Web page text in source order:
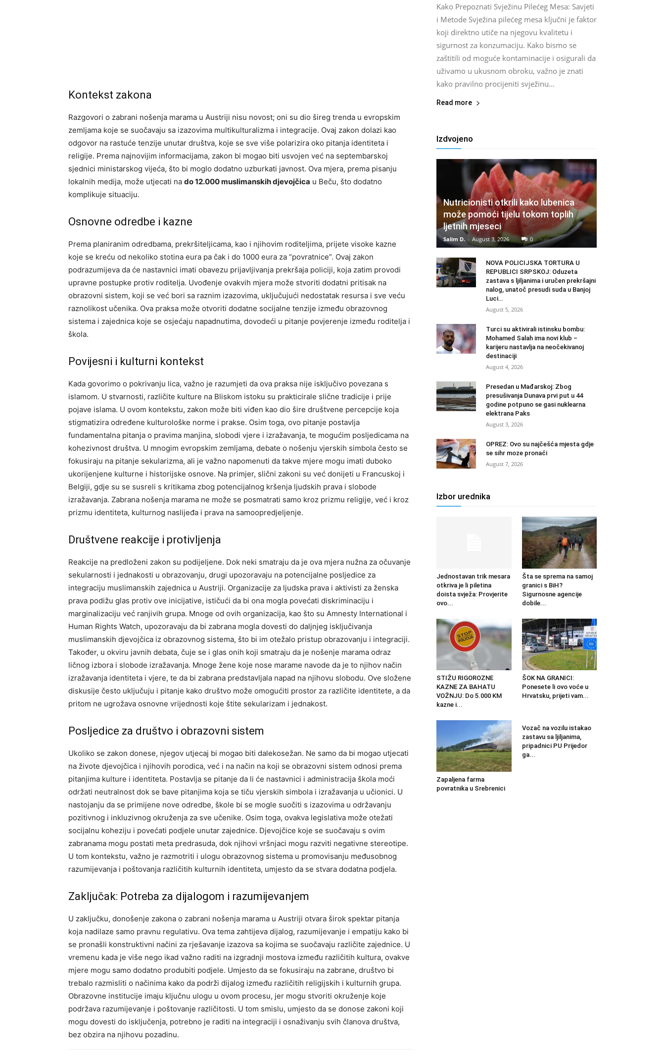
Kontekst zakona
Razgovori o zabrani nošenja marama u Austriji nisu novost; oni su dio šireg trenda u evropskim
zemljama koje se suočavaju sa izazovima multikulturalizma i integracije. Ovaj zakon dolazi kao
odgovor na rastuće tenzije unutar društva, koje se sve više polarizira oko pitanja identiteta i
religije. Prema najnovijim informacijama, zakon bi mogao biti usvojen već na septembarskoj
sjednici ministarskog vijeća, što bi moglo dodatno uzburkati javnost. Ova mjera, prema pisanju
lokalnih medija, može utjecati na do 12.000 muslimanskih djevojčica u Beču, što dodatno
komplikuje situaciju.
Osnovne odredbe i kazne
Prema planiranim odredbama, prekršiteljicama, kao i njihovim roditeljima, prijete visoke kazne
koje se kreću od nekoliko stotina eura pa čak i do 1000 eura za “povratnice”. Ovaj zakon
podrazumijeva da će nastavnici imati obavezu prijavljivanja prekršaja policiji, koja zatim provodi
upravne postupke protiv roditelja. Uvođenje ovakvih mjera može stvoriti dodatni pritisak na
obrazovni sistem, koji se već bori sa raznim izazovima, uključujući nedostatak resursa i sve veću
raznolikost učenika. Ova praksa može otvoriti dodatne socijalne tenzije između obrazovnog
sistema i zajednica koje se osjećaju napadnutima, dovodeći u pitanje povjerenje između roditelja i
škola.
Povijesni i kulturni kontekst
Kada govorimo o pokrivanju lica, važno je razumjeti da ova praksa nije isključivo povezana s
islamom. U stvarnosti, različite kulture na Bliskom istoku su prakticirale slične tradicije i prije
pojave islama. U ovom kontekstu, zakon može biti viđen kao dio šire društvene percepcije koja
stigmatizira određene kulturološke norme i prakse. Osim toga, ovo pitanje postavlja
fundamentalna pitanja o pravima manjina, slobodi vjere i izražavanja, te mogućim posljedicama na
kohezivnost društva. U mnogim evropskim zemljama, debate o nošenju vjerskih simbola često se
fokusiraju na pitanje sekularizma, ali je važno napomenuti da takve mjere mogu imati duboko
ukorijenjene kulturne i historijske osnove. Na primjer, slični zakoni su već donijeti u Francuskoj i
Belgiji, gdje su se susreli s kritikama zbog potencijalnog kršenja ljudskih prava i slobode
izražavanja. Zabrana nošenja marama ne može se posmatrati samo kroz prizmu religije, već i kroz
prizmu identiteta, kulturnog naslijeđa i prava na samoopredjeljenje.
Društvene reakcije i protivljenja
Reakcije na predloženi zakon su podijeljene. Dok neki smatraju da je ova mjera nužna za očuvanje
sekularnosti i jednakosti u obrazovanju, drugi upozoravaju na potencijalne posljedice za
integraciju muslimanskih zajednica u Austriji. Organizacije za ljudska prava i aktivisti za ženska
prava podižu glas protiv ove inicijative, ističući da bi ona mogla povećati diskriminaciju i
marginalizaciju već ranjivih grupa. Mnoge od ovih organizacija, kao što su Amnesty International i
Human Rights Watch, upozoravaju da bi zabrana mogla dovesti do daljnjeg isključivanja
muslimanskih djevojčica iz obrazovnog sistema, što bi im otežalo pristup obrazovanju i integraciji.
Također, u okviru javnih debata, čuje se i glas onih koji smatraju da je nošenje marama odraz
ličnog izbora i slobode izražavanja. Mnoge žene koje nose marame navode da je to njihov način
izražavanja identiteta i vjere, te da bi zabrana predstavljala napad na njihovu slobodu. Ove složene
diskusije često uključuju i pitanje kako društvo može omogućiti prostor za različite identitete, a da
pritom ne ugrožava osnovne vrijednosti koje štite sekularizam i jednakost.
Posljedice za društvo i obrazovni sistem
Ukoliko se zakon donese, njegov utjecaj bi mogao biti dalekosežan. Ne samo da bi mogao utjecati
na živote djevojčica i njihovih porodica, već i na način na koji se obrazovni sistem odnosi prema
pitanjima kulture i identiteta. Postavlja se pitanje da li će nastavnici i administracija škola moći
održati neutralnost dok se bave pitanjima koja se tiču vjerskih simbola i izražavanja u učionici. U
nastojanju da se primijene nove odredbe, škole bi se mogle suočiti s izazovima u održavanju
pozitivnog i inkluzivnog okruženja za sve učenike. Osim toga, ovakva legislativa može otežati
socijalnu koheziju i povećati podjele unutar zajednice. Djevojčice koje se suočavaju s ovim
zabranama mogu postati meta predrasuda, dok njihovi vršnjaci mogu razviti negativne stereotipe.
U tom kontekstu, važno je razmotriti i ulogu obrazovnog sistema u promovisanju međusobnog
razumijevanja i poštovanja različitih kulturnih identiteta, umjesto da se stvara dodatna podjela.
Zaključak: Potreba za dijalogom i razumijevanjem
U zaključku, donošenje zakona o zabrani nošenja marama u Austriji otvara širok spektar pitanja
koja nadilaze samo pravnu regulativu. Ova tema zahtijeva dijalog, razumijevanje i empatiju kako bi
se pronašli konstruktivni načini za rješavanje izazova sa kojima se suočavaju različite zajednice. U
vremenu kada je više nego ikad važno raditi na izgradnji mostova između različitih kultura, ovakve
mjere mogu samo dodatno produbiti podjele. Umjesto da se fokusiraju na zabrane, društvo bi
trebalo razmisliti o načinima kako da podrži dijalog između različitih religijskih i kulturnih grupa.
Obrazovne institucije imaju ključnu ulogu u ovom procesu, jer mogu stvoriti okruženje koje
podržava razumijevanje i poštovanje različitosti. U tom smislu, umjesto da se donose zakoni koji
mogu dovesti do isključenja, potrebno je raditi na integraciji i osnaživanju svih članova društva,
bez obzira na njihovu pozadinu.
Kako Prepoznati Svježinu Pilećeg Mesa: Savjeti
i Metode Svježina pilećeg mesa ključni je faktor
koji direktno utiče na njegovu kvalitetu i
sigurnost za konzumaciju. Kako bismo se
zaštitili od moguće kontaminacije i osigurali da
uživamo u ukusnom obroku, važno je znati
kako pravilno procijeniti svježinu...
Read more
Izdvojeno
Nutricionisti otkrili kako lubenica
može pomoći tijelu tokom toplih
ljetnih mjeseci
Salim D. - August 3, 2026 0
NOVA POLICIJSKA TORTURA U
REPUBLICI SRPSKOJ: Oduzeta
zastava s ljiljanima i uručen prekršajni
nalog, unatoč presudi suda u Banjoj
Luci…
August 5, 2026
Turci su aktivirali istinsku bombu:
Mohamed Salah ima novi klub –
karijeru nastavlja na neočekivanoj
destinaciji
August 4, 2026
Presedan u Mađarskoj: Zbog
presušivanja Dunava prvi put u 44
godine potpuno se gasi nuklearna
elektrana Paks
August 3, 2026
OPREZ: Ovo su najčešća mjesta gdje
se sihr moze pronaći
August 7, 2026
Izbor urednika
Jednostavan trik mesara
otkriva je li piletina
doista svježa: Provjerite
ovo...
Šta se sprema na samoj
granici s BiH?
Sigurnosne agencije
dobile...
STIŽU RIGOROZNE
KAZNE ZA BAHATU
VOŽNJU: Do 5.000 KM
kazne i...
ŠOK NA GRANICI:
Ponesete li ovo voće u
Hrvatsku, prijeti vam...
Zapaljena farma
povratnika u Srebrenici
Vozač na vozilu istakao
zastavu sa ljiljanima,
pripadnici PU Prijedor
ga...